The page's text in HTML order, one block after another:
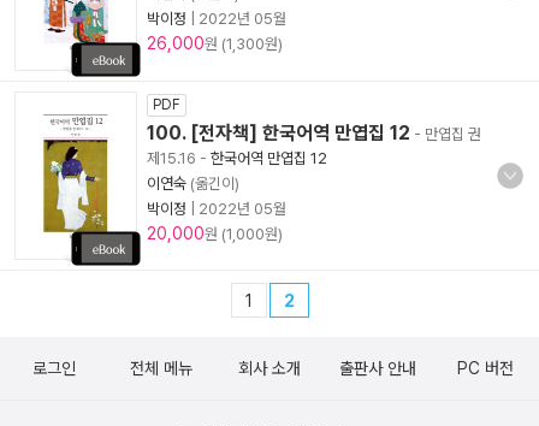
박이정
2022년 05월
26,000원 (1,300원)
PDF
100. [전자책] 한국어역 만엽집 12 - 만엽집 권
제15.16 - 한국어역 만엽집 12
이연숙 (옮긴이)
박이정
2022년 05월
20,000원 (1,000원)
1 2
로그인 전체 메뉴 회사 소개 출판사 안내 PC 버전